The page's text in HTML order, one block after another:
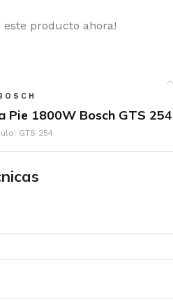
este producto ahora!
Pie 1800W Bosch GTS 254
GTS 254